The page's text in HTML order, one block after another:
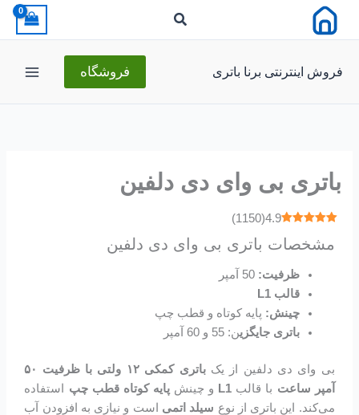
فروش اینترنتی برنا باتری فروشگاه
باتری بی وای دی دلفین
4.9
(
1150
)
مشخصات باتری بی وای دی دلفین
ظرفیت: 50 آمپر
قالب L1
چینش: پایه کوتاه و قطب چپ
باتری‌ جایگزین: 55 و 60 آمپر
بی وای دی دلفین از یک
باتری کمکی ۱۲ ولتی با ظرفیت ۵۰
آمپر ساعت با قالب L1 و چینشپایه کوتاه قطب چپ استفاده
می‌کند. این باتری از نوع سیلد اتمی است و نیازی به افزودن آب